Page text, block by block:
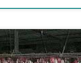
стада, получение
затратами труда